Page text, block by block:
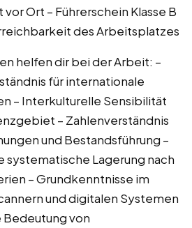
Ort – Führerschein Klasse B
des Arbeitsplatzes
helfen dir bei der Arbeit: –
für internationale
– Interkulturelle Sensibilität
– Zahlenverständnis
und Bestandsführung –
systematische Lagerung nach
– Grundkenntnisse im
und digitalen Systemen
Bedeutung von